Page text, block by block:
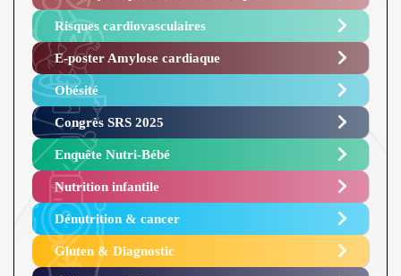
Risques cardiovasculaires
E-poster Amylose cardiaque ​
Obésité ​
Congrès SRS 2025 ​
Enquête Nutri-Bébé ​
Nutrition infantile
Dénutrition & cancer
Gluten & Diagnostic